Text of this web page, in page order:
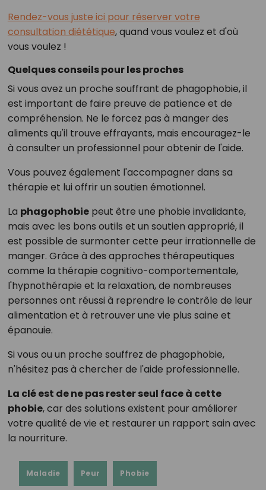
Rendez-vous juste ici pour réserver votre
consultation diététique, quand vous voulez et d'où
vous voulez !
Quelques conseils pour les proches
Si vous avez un proche souffrant de phagophobie, il
est important de faire preuve de patience et de
compréhension. Ne le forcez pas à manger des
aliments qu'il trouve effrayants, mais encouragez-le
à consulter un professionnel pour obtenir de l'aide.
Vous pouvez également l'accompagner dans sa
thérapie et lui offrir un soutien émotionnel.
La phagophobiepeut être une phobie invalidante,
mais avec les bons outils et un soutien approprié, il
est possible de surmonter cette peur irrationnelle de
manger. Grâce à des approches thérapeutiques
comme la thérapie cognitivo-comportementale,
l'hypnothérapie et la relaxation, de nombreuses
personnes ont réussi à reprendre le contrôle de leur
alimentation et à retrouver une vie plus saine et
épanouie.
Si vous ou un proche souffrez de phagophobie,
n'hésitez pas à chercher de l'aide professionnelle.
La clé est de ne pas rester seul face à cette
phobie, car des solutions existent pour améliorer
votre qualité de vie et restaurer un rapport sain avec
la nourriture.
Maladie Peur Phobie